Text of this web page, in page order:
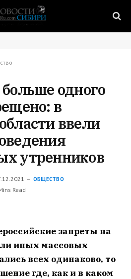
одного
в
ввели
утренников
ОБЩЕСТВО
Read
запреты на
иных массовых
всех одинаково, то
где, как и в каком